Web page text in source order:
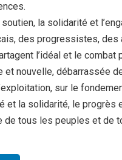
la solidarité et
des progressistes, des
l’idéal et le combat
et nouvelle, débarrassée
sur le
et la solidarité, le progrès
de tous les peuples et de